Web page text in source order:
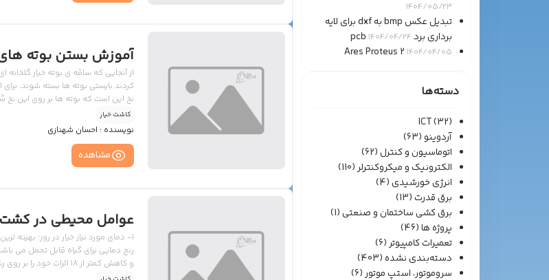
1404/05/23
تبدیل عکس bmp به dxf برای لایه
برداری برد pcb 1404/04/24
Ares Proteus 2 1404/04/05
دسته‌ها
ICT(32)
آردوینو(63)
اتوماسیون و کنترل(62)
الکترونیک و میکروکنترلر(110)
انرژی خورشیدی(4)
برق قدرت(13)
برق کشی ساختمان و صنعتی(1)
پروژه ها(46)
تعمیرات کامپیوتر(6)
دسته‌بندی نشده(403)
سروموتور، استپ موتور(6)
آموزش بستن بوته
از آنجایی که ساقه ی بوته خیار
کردند بایستی بوته ها بسته شوند،
نخ این است که بوته ها بر روی این نخ
(پلاستیکی): حسن نخ پلاستیکی این
کاشت خیار
نویسنده : احسان شهنازی
مشاهده
عوامل محیطی در کشت
تهویه انجام نگیرد، گیاه از بین خواهد رفت و زمانی